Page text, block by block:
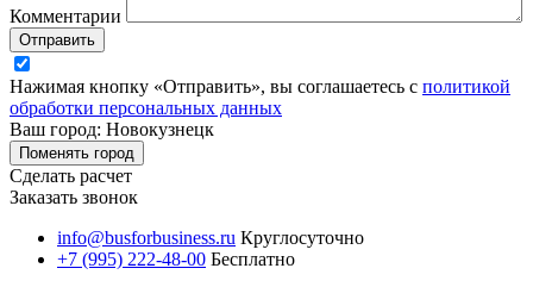
Комментарии
Отправить
Нажимая кнопку «Отправить», вы соглашаетесь с политикой
обработки персональных данных
Ваш город: Новокузнецк
Поменять город
Сделать расчет
Заказать звонок
info@busforbusiness.ru Круглосуточно
+7 (995) 222-48-00 Бесплатно